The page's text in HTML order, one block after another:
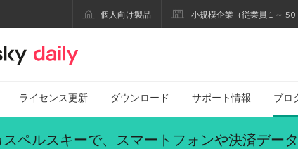
個人向け製品 小規模企業（従業員 1 ～ 50
カスペルスキー公式ブログ
ライセンス更新 ダウンロード サポート情報 ブロ
スペルスキーで、スマートフォンや決済デー